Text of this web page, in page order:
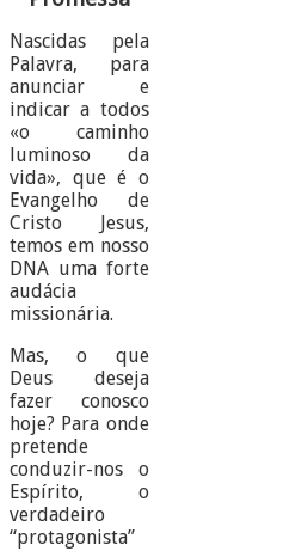
Nascidas pela
Palavra, para
anunciar e
indicar a todos
«o caminho
luminoso da
vida», que é o
Evangelho de
Cristo Jesus,
temos em nosso
DNA uma forte
audácia
missionária.
Mas, o que
Deus deseja
fazer conosco
hoje? Para onde
pretende
conduzir-nos o
Espírito, o
verdadeiro
“protagonista”